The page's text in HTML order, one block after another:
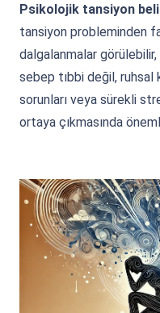
Psikolojik tansiyon
tansiyon probleminden
dalgalanmalar
sebep tıbbi değil, ruhsal
sorunları veya sürekli
ortaya çıkmasında